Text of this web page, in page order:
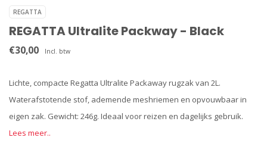
REGATTA
REGATTA Ultralite Packway - Black
€30,00 Incl. btw
Lichte, compacte Regatta Ultralite Packaway rugzak van 2L.
Waterafstotende stof, ademende meshriemen en opvouwbaar in
eigen zak. Gewicht: 246g. Ideaal voor reizen en dagelijks gebruik.
Lees meer..